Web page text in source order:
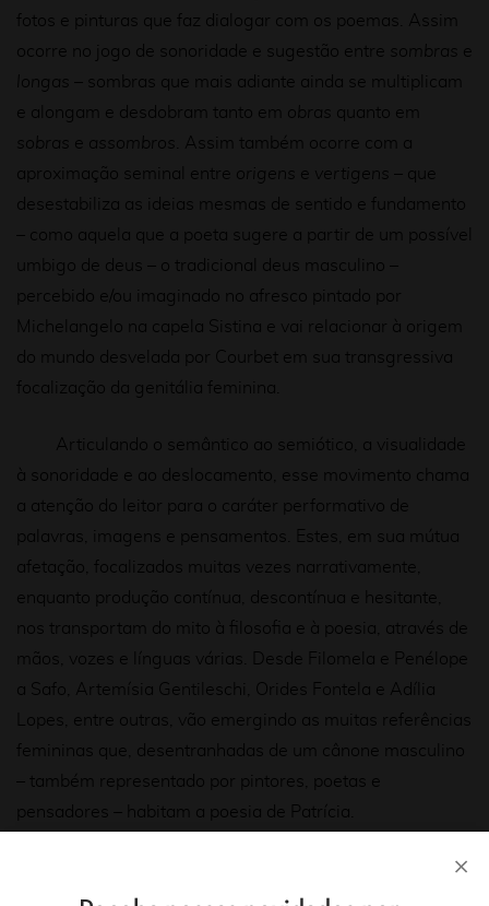
fotos e pinturas que faz dialogar com os poemas. Assim
ocorre no jogo de sonoridade e sugestão entre
sombras e
longas – sombras que mais adiante ainda se multiplicam
e alongam e desdobram tanto em obras quanto em
sobras e assombros
. Assim também ocorre com a
aproximação seminal entre origens e vertigens – que
desestabiliza as ideias mesmas de sentido e fundamento
– como aquela que a poeta sugere a partir de um possível
umbigo de deus – o tradicional deus masculino –
percebido e/ou imaginado no afresco pintado por
Michelangelo na capela Sistina e vai relacionar à origem
do mundo desvelada por Courbet em sua transgressiva
focalização da genitália feminina.
Articulando o semântico ao semiótico, a visualidade
à sonoridade e ao deslocamento, esse movimento chama
a atenção do leitor para o caráter performativo de
palavras, imagens e pensamentos. Estes, em sua mútua
afetação, focalizados muitas vezes narrativamente,
enquanto produção contínua, descontínua e hesitante,
nos transportam do mito à filosofia e à poesia, através de
mãos, vozes e línguas várias. Desde Filomela e Penélope
a Safo, Artemísia Gentileschi, Orides Fontela e Adília
Lopes, entre outras, vão emergindo as muitas referências
femininas que, desentranhadas de um cânone masculino
– também representado por pintores, poetas e
pensadores – habitam a poesia de Patrícia.
Essas referências se constituem simultaneamente
em presença e vazio, origem e vertigem como indicam os